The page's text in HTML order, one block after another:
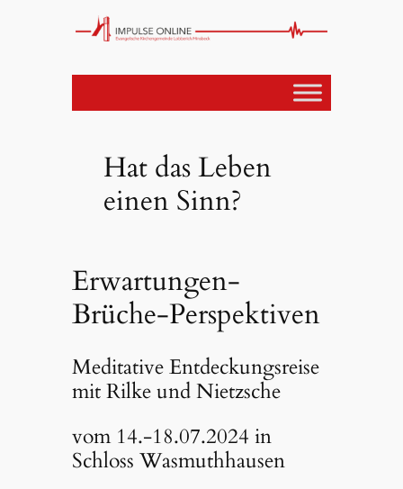
Hat das Leben
einen Sinn?
Erwartungen-
Brüche-Perspektiven
Meditative Entdeckungsreise
mit Rilke und Nietzsche
vom 14.-18.07.2024 in
Schloss Wasmuthhausen